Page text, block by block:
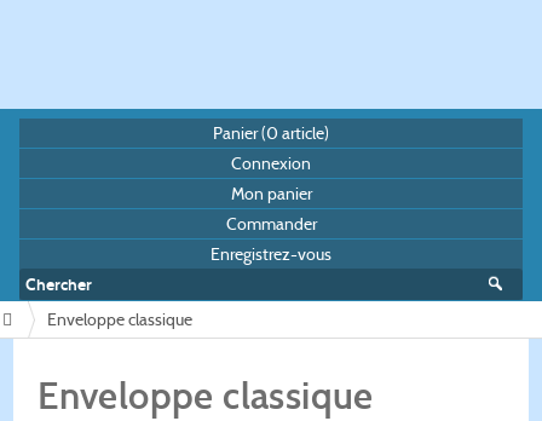
Panier (0 article)
Connexion
Mon panier
Commander
Enregistrez-vous
Enveloppe classique
Enveloppe classique